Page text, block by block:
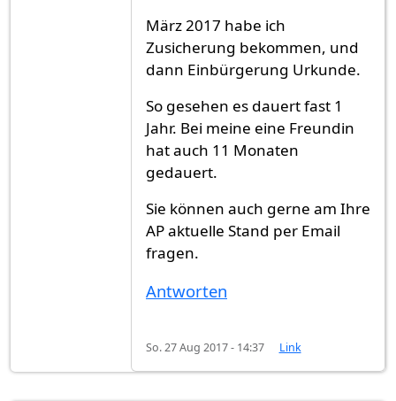
März 2017 habe ich
Zusicherung bekommen, und
dann Einbürgerung Urkunde.
So gesehen es dauert fast 1
Jahr. Bei meine eine Freundin
hat auch 11 Monaten
gedauert.
Sie können auch gerne am Ihre
AP aktuelle Stand per Email
fragen.
Antworten
So. 27 Aug 2017 - 14:37 Link